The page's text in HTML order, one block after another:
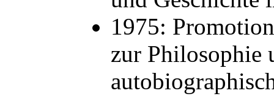
1975:
zur Philosophie